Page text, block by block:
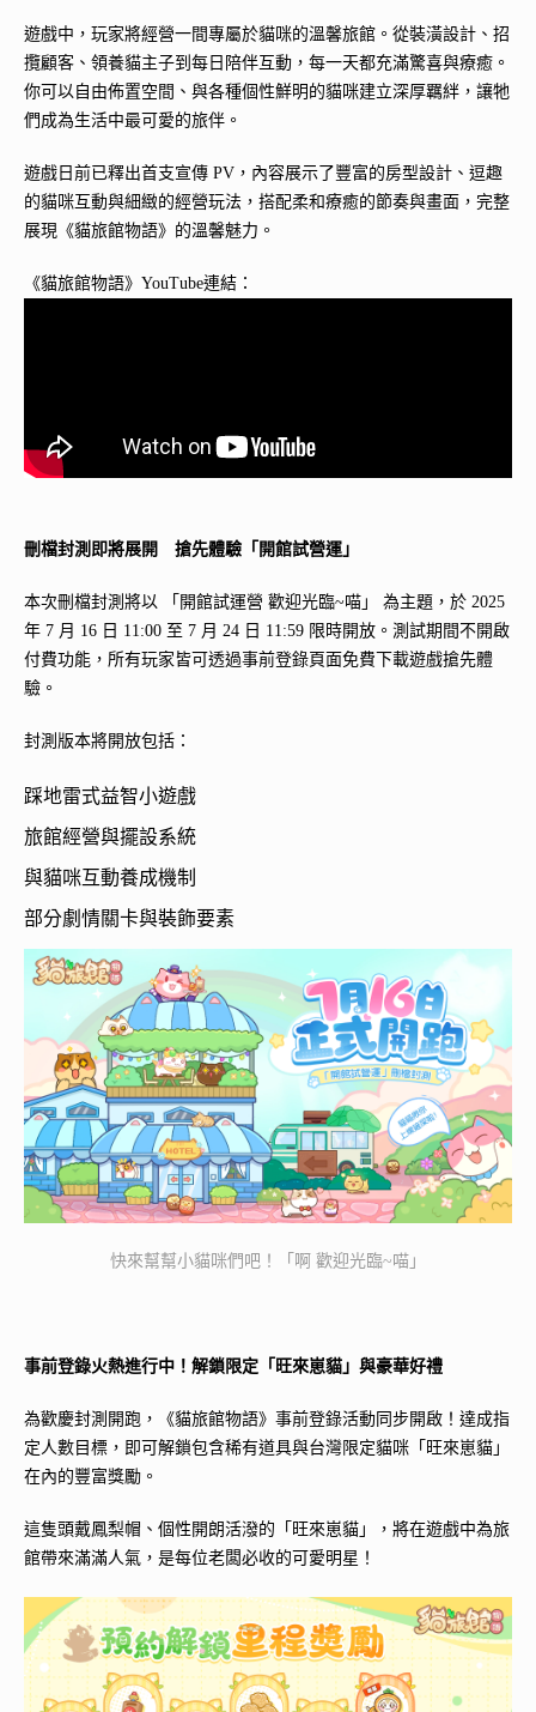
遊戲中，玩家將經營一間專屬於貓咪的溫馨旅館。從裝潢設計、招
攬顧客、領養貓主子到每日陪伴互動，每一天都充滿驚喜與療癒。
你可以自由佈置空間、與各種個性鮮明的貓咪建立深厚羈絆，讓牠
們成為生活中最可愛的旅伴。
遊戲日前已釋出首支宣傳 PV，內容展示了豐富的房型設計、逗趣
的貓咪互動與細緻的經營玩法，搭配柔和療癒的節奏與畫面，完整
展現《貓旅館物語》的溫馨魅力。
《貓旅館物語》YouTube連結：
刪檔封測即將展開 搶先體驗「開館試營運」
本次刪檔封測將以 「開館試運營 歡迎光臨~喵」 為主題，於 2025
年 7 月 16 日 11:00 至 7 月 24 日 11:59 限時開放。測試期間不開啟
付費功能，所有玩家皆可透過事前登錄頁面免費下載遊戲搶先體
驗。
封測版本將開放包括：
踩地雷式益智小遊戲
旅館經營與擺設系統
與貓咪互動養成機制
部分劇情關卡與裝飾要素
快來幫幫小貓咪們吧！「啊 歡迎光臨~喵」
事前登錄火熱進行中！解鎖限定「旺來崽貓」與豪華好禮
為歡慶封測開跑，《貓旅館物語》事前登錄活動同步開啟！達成指
定人數目標，即可解鎖包含稀有道具與台灣限定貓咪「旺來崽貓」
在內的豐富獎勵。
這隻頭戴鳳梨帽、個性開朗活潑的「旺來崽貓」，將在遊戲中為旅
館帶來滿滿人氣，是每位老闆必收的可愛明星！